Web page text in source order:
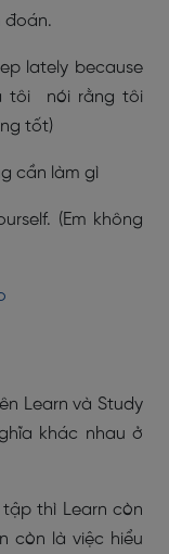
đoán.
lately because
tôi nói rằng tôi
tốt)
cần làm gì
(Em không
Learn và Study
khác nhau ở
thì Learn còn
còn là việc hiểu